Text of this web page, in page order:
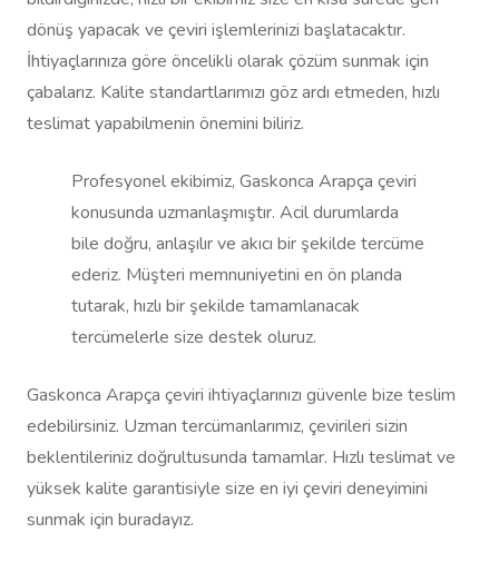
dönüş yapacak ve çeviri işlemlerinizi başlatacaktır.
İhtiyaçlarınıza göre öncelikli olarak çözüm sunmak için
çabalarız. Kalite standartlarımızı göz ardı etmeden, hızlı
teslimat yapabilmenin önemini biliriz.
Profesyonel ekibimiz, Gaskonca Arapça çeviri
konusunda uzmanlaşmıştır. Acil durumlarda
bile doğru, anlaşılır ve akıcı bir şekilde tercüme
ederiz. Müşteri memnuniyetini en ön planda
tutarak, hızlı bir şekilde tamamlanacak
tercümelerle size destek oluruz.
Gaskonca Arapça çeviri ihtiyaçlarınızı güvenle bize teslim
edebilirsiniz. Uzman tercümanlarımız, çevirileri sizin
beklentileriniz doğrultusunda tamamlar. Hızlı teslimat ve
yüksek kalite garantisiyle size en iyi çeviri deneyimini
sunmak için buradayız.